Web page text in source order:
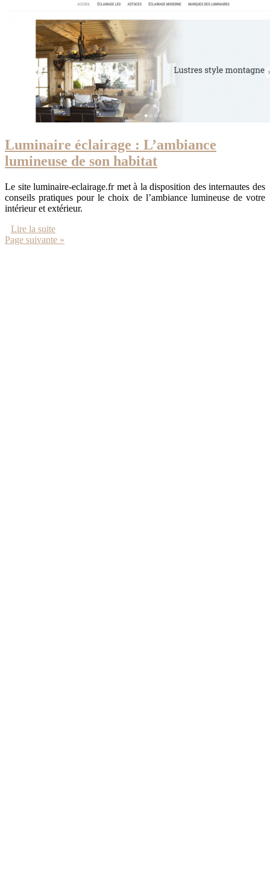
Luminaire éclairage : L’ambiance
lumineuse de son habitat
Le site luminaire-eclairage.fr met à la disposition des internautes des
conseils pratiques pour le choix de l’ambiance lumineuse de votre
intérieur et extérieur.
Lire la suite
Page suivante »